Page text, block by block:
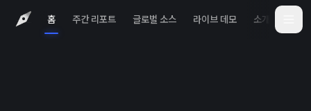
홈 주간 리포트 글로벌 소스 라이브 데모 소개